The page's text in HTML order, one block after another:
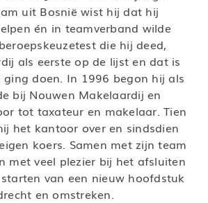
uit Bosnië wist hij dat hij
én in teamverband wilde
die hij deed,
als eerste op de lijst en dat is
doen. In 1996 begon hij als
bij Nouwen Makelaardij en
tot taxateur en makelaar. Tien
het kantoor over en sindsdien
koers. Samen met zijn team
met veel plezier bij het afsluiten
van een nieuw hoofdstuk
en omstreken.